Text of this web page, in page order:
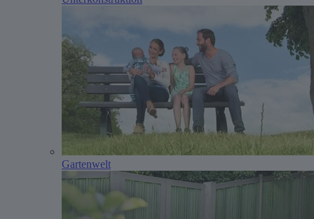
Gartenwelt